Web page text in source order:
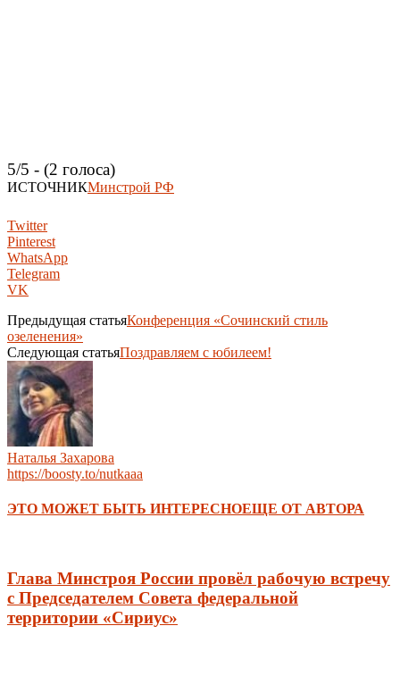
5/5 - (2 голоса)
ИСТОЧНИКМинстрой РФ
Twitter
Pinterest
WhatsApp
Telegram
VK
Предыдущая статьяКонференция «Сочинский стиль
озеленения»
Следующая статьяПоздравляем с юбилеем!
Наталья Захарова
https://boosty.to/nutkaaa
ЭТО МОЖЕТ БЫТЬ ИНТЕРЕСНОЕЩЕ ОТ АВТОРА
Глава Минстроя России провёл рабочую встречу
c Председателем Совета федеральной
территории «Сириус»